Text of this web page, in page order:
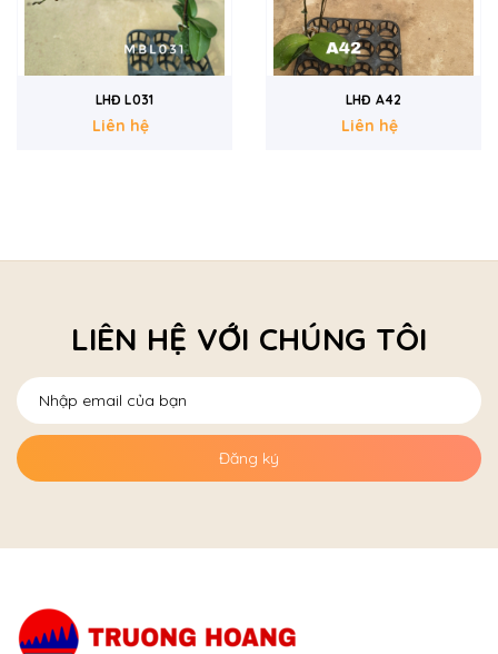
LHĐ L031
Liên hệ
LHĐ A42
Liên hệ
LIÊN HỆ VỚI CHÚNG TÔI
Đăng ký